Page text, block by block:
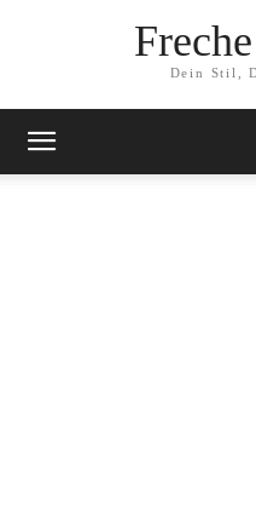
Dein Stil,